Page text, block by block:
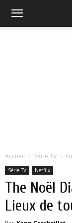
Accueil Série TV
Série TV Netflix
The Noël
Lieux de